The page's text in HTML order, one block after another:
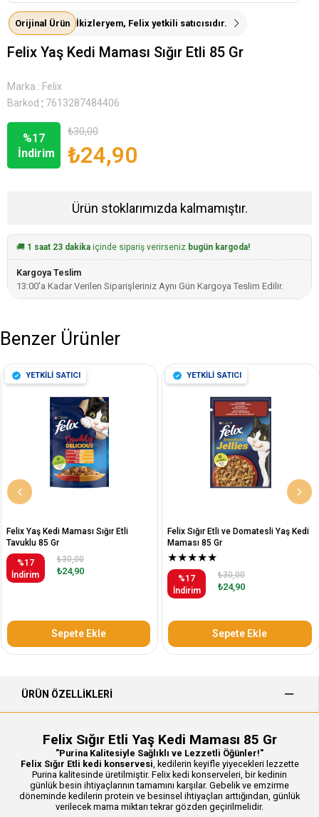
Orijinal Ürün İkizleryem, Felix yetkili satıcısıdır.
Felix Yaş Kedi Maması Sığır Etli 85 Gr
Marka : Felix
Barkod : 7613287484406
%17
İndirim
₺30,00
₺24,90
Ürün stoklarımızda kalmamıştır.
🚚 1 saat 23 dakika içinde sipariş verirseniz bugün kargoda!
Kargoya Teslim
13:00'a Kadar Verilen Siparişleriniz Aynı Gün Kargoya Teslim Edilir.
Benzer Ürünler
Felix Yaş Kedi Maması Sığır Etli
Tavuklu 85 Gr
%17
İndirim
₺24,90
₺30,00
Sepete Ekle
YETKİLİ SATICI
Felix Sığır Etli ve Domatesli Yaş Kedi
Maması 85 Gr
★★★★★
%17
İndirim
₺24,90
₺30,00
Sepete Ekle
YETKİLİ SATICI
ÜRÜN ÖZELLIKLERI
Felix Sığır Etli Yaş Kedi Maması 85 Gr
"Purina Kalitesiyle Sağlıklı ve Lezzetli Öğünler!"
Felix Sığır Etli kedi konservesi, kedilerin keyifle yiyecekleri lezzette
Purina kalitesinde üretilmiştir. Felix kedi konserveleri, bir kedinin
günlük besin ihtiyaçlarının tamamını karşılar. Gebelik ve emzirme
döneminde kedilerin protein ve besinsel ihtiyaçları arttığından, günlük
verilecek mama miktarı tekrar gözden geçirilmelidir.